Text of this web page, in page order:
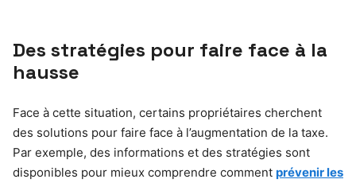
Des stratégies pour faire face à la
hausse
Face à cette situation, certains propriétaires cherchent
des solutions pour faire face à l’augmentation de la taxe.
Par exemple, des informations et des stratégies sont
disponibles pour mieux comprendre comment prévenir les